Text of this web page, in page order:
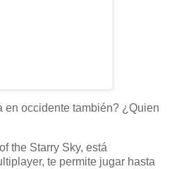
en occidente también? ¿Quien
the Starry Sky, está
te permite jugar hasta